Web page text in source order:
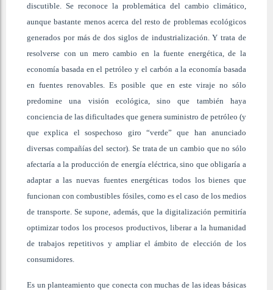
discutible. Se reconoce la problemática del cambio climático,
aunque bastante menos acerca del resto de problemas ecológicos
generados por más de dos siglos de industrialización. Y trata de
resolverse con un mero cambio en la fuente energética, de la
economía basada en el petróleo y el carbón a la economía basada
en fuentes renovables. Es posible que en este viraje no sólo
predomine una visión ecológica, sino que también haya
conciencia de las dificultades que genera suministro de petróleo (y
que explica el sospechoso giro “verde” que han anunciado
diversas compañías del sector). Se trata de un cambio que no sólo
afectaría a la producción de energía eléctrica, sino que obligaría a
adaptar a las nuevas fuentes energéticas todos los bienes que
funcionan con combustibles fósiles, como es el caso de los medios
de transporte. Se supone, además, que la digitalización permitiría
optimizar todos los procesos productivos, liberar a la humanidad
de trabajos repetitivos y ampliar el ámbito de elección de los
consumidores.
Es un planteamiento que conecta con muchas de las ideas básicas